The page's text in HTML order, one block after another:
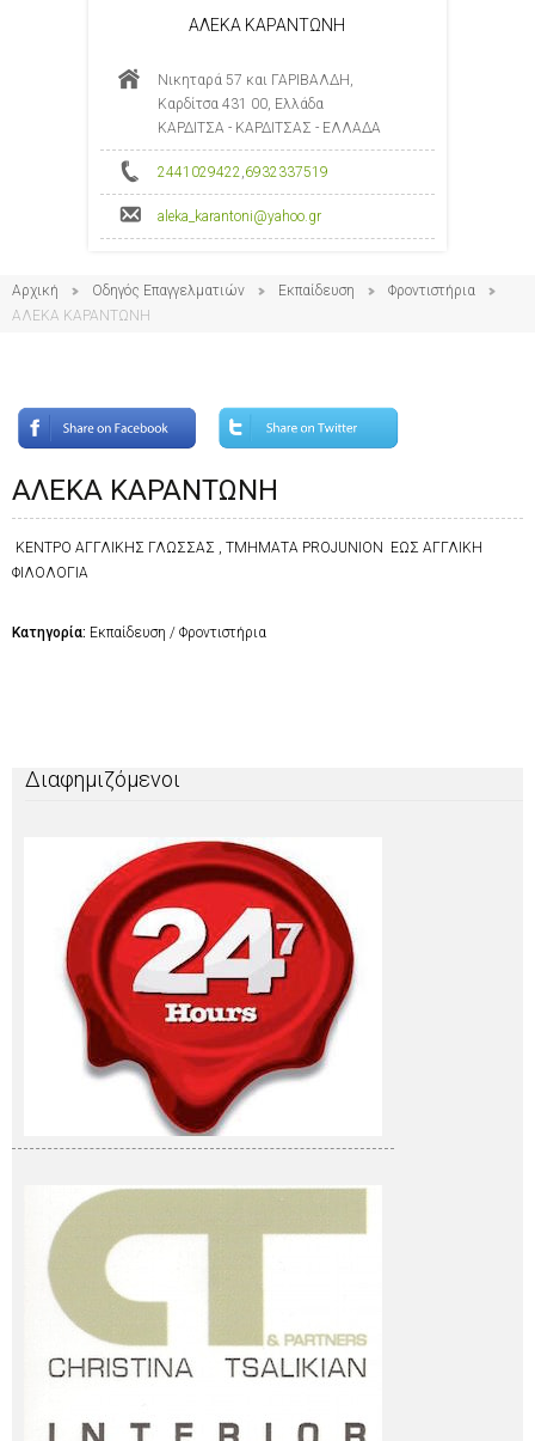
ΑΛΕΚΑ ΚΑΡΑΝΤΩΝΗ
Νικηταρά 57 και ΓΑΡΙΒΑΛΔΗ,
Καρδίτσα 431 00, Ελλάδα
ΚΑΡΔΙΤΣΑ - ΚΑΡΔΙΤΣΑΣ - ΕΛΛΑΔΑ
2441029422,6932337519
aleka_karantoni@yahoo.gr
Αρχική Οδηγός Επαγγελματιών Εκπαίδευση
Φροντιστήρια
ΑΛΕΚΑ ΚΑΡΑΝΤΩΝΗ
ΑΛΕΚΑ ΚΑΡΑΝΤΩΝΗ
ΚΕΝΤΡΟ ΑΓΓΛΙΚΗΣ ΓΛΩΣΣΑΣ , ΤΜΗΜΑΤΑ PROJUNION ΕΩΣ ΑΓΓΛΙΚΗ
ΦΙΛΟΛΟΓΙΑ
Κατηγορία: Εκπαίδευση / Φροντιστήρια
Διαφημιζόμενοι